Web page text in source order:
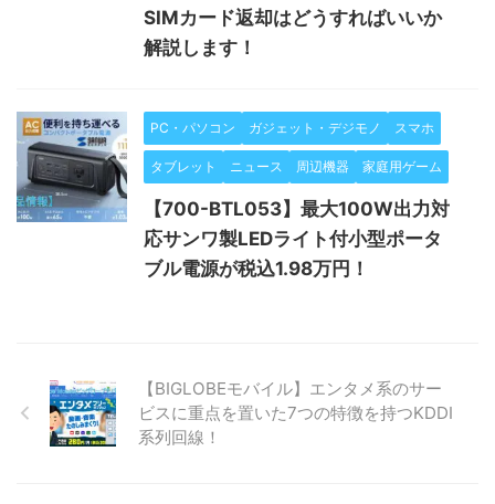
SIMカード返却はどうすればいいか
解説します！
PC・パソコン ガジェット・デジモノ スマホ
タブレット ニュース 周辺機器 家庭用ゲーム
【700-BTL053】最大100W出力対
応サンワ製LEDライト付小型ポータ
ブル電源が税込1.98万円！
【BIGLOBEモバイル】エンタメ系のサー
ビスに重点を置いた7つの特徴を持つKDDI
系列回線！